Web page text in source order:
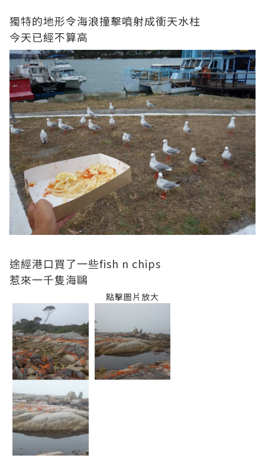
獨特的地形令海浪撞擊噴射成衝天水柱
今天已經不算高
途經港口買了一些fish n chips
惹來一千隻海鷗
點擊圖片放大